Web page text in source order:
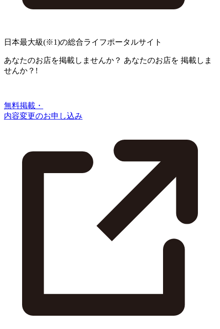
日本最大級(※1)の総合ライフポータルサイト
あなたのお店を掲載しませんか？ あなたのお店を 掲載しま
せんか？!
無料掲載・
内容変更のお申し込み